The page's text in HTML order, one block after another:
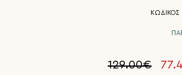
ΚΩΔΙΚΟΣ
129.00€